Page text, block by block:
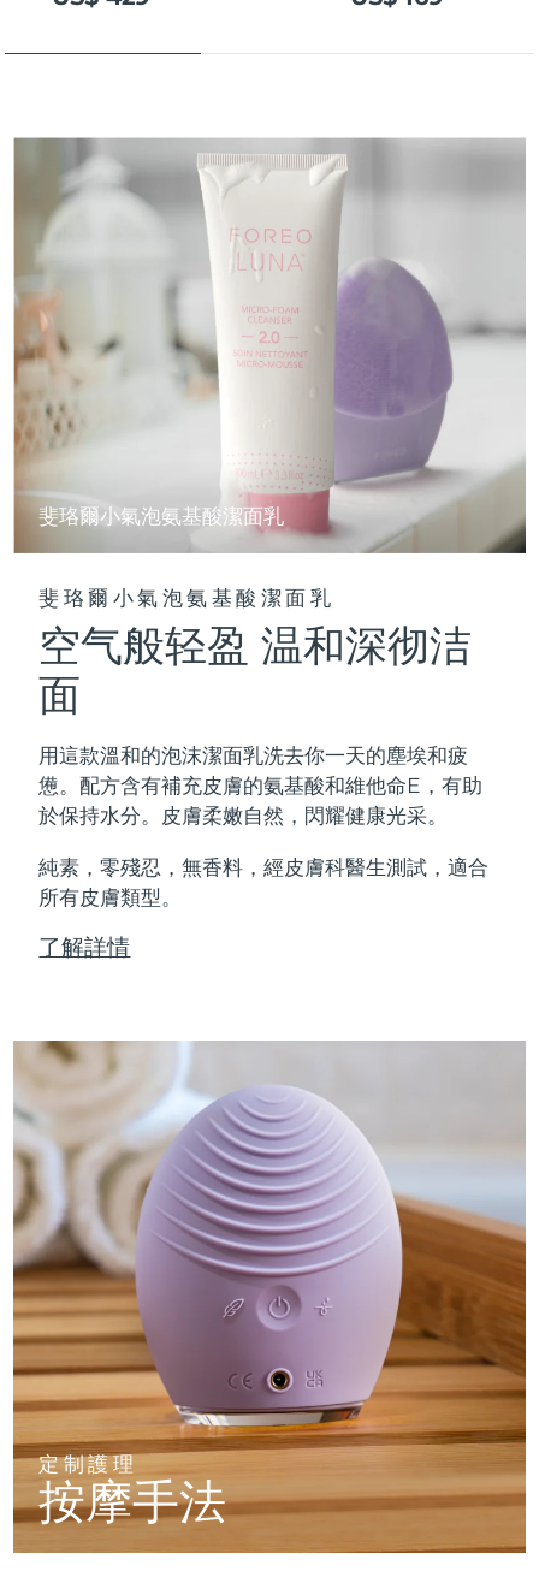
斐珞爾小氣泡氨基酸潔面乳
斐珞爾小氣泡氨基酸潔面乳
空气般轻盈 温和深彻洁
面
用這款溫和的泡沫潔面乳洗去你一天的塵埃和疲
憊。配方含有補充皮膚的氨基酸和維他命E，有助
於保持水分。皮膚柔嫩自然，閃耀健康光采。
純素，零殘忍，無香料，經皮膚科醫生測試，適合
所有皮膚類型。
了解詳情
定制護理
按摩手法